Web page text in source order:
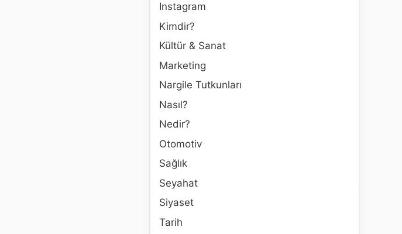
Instagram
Kimdir?
Kültür & Sanat
Marketing
Nargile Tutkunları
Nasıl?
Nedir?
Otomotiv
Sağlık
Seyahat
Siyaset
Tarih